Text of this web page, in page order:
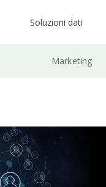
Soluzioni dati
Marketing